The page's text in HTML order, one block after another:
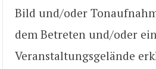
Bild und/oder
dem Betreten und/oder
Veranstaltungsgelände